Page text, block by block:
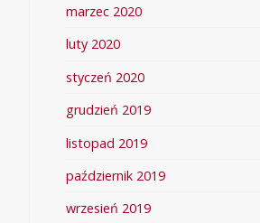
marzec 2020
luty 2020
styczeń 2020
grudzień 2019
listopad 2019
październik 2019
wrzesień 2019